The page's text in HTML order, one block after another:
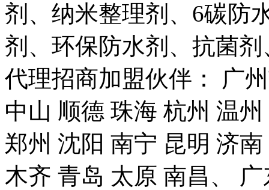
剂、纳米整理剂、6碳防
剂、环保防水剂、抗菌
代理招商加盟伙伴： 广
中山 顺德 珠海 杭州 温
郑州 沈阳 南宁 昆明 济
木齐 青岛 太原 南昌、